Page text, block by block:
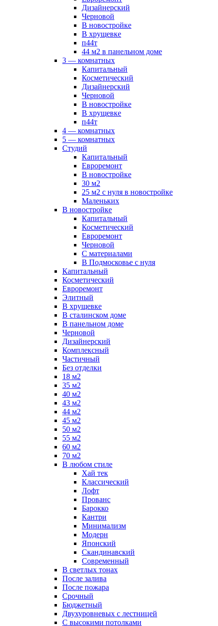
Дизайнерский
Черновой
В новостройке
В хрущевке
п44т
44 м2 в панельном доме
3 — комнатных
Капитальный
Косметический
Дизайнерский
Черновой
В новостройке
В хрущевке
п44т
4 — комнатных
5 — комнатных
Студий
Капитальный
Евроремонт
В новостройке
30 м2
25 м2 с нуля в новостройке
Маленьких
В новостройке
Капитальный
Косметический
Евроремонт
Черновой
С материалами
В Подмосковье с нуля
Капитальный
Косметический
Евроремонт
Элитный
В хрущевке
В сталинском доме
В панельном доме
Черновой
Дизайнерский
Комплексный
Частичный
Без отделки
18 м2
35 м2
40 м2
43 м2
44 м2
45 м2
50 м2
55 м2
60 м2
70 м2
В любом стиле
Хай тек
Классический
Лофт
Прованс
Барокко
Кантри
Минимализм
Модерн
Японский
Скандинавский
Современный
В светлых тонах
После залива
После пожара
Срочный
Бюджетный
Двухуровневых с лестницей
С высокими потолками